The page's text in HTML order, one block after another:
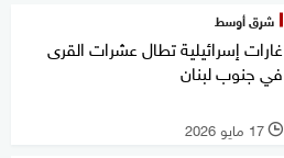
شرق أوسط
غارات إسرائيلية تطال عشرات القرى
في جنوب لبنان
l 17 مايو 2026